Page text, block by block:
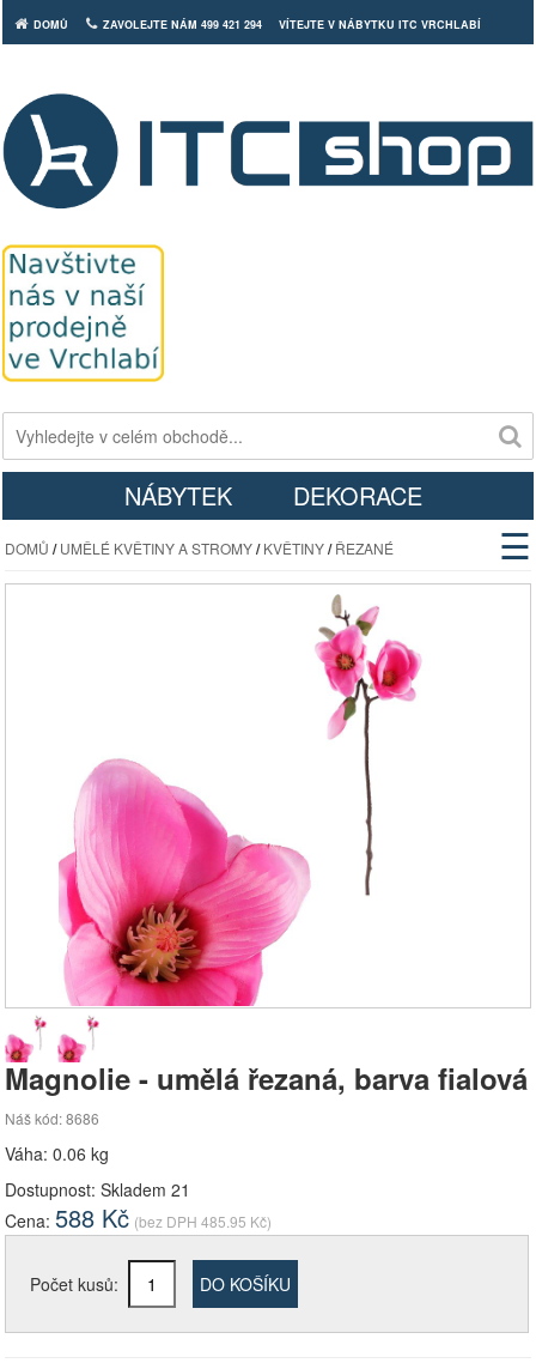
DOMŮ ZAVOLEJTE NÁM 499 421 294 VÍTEJTE V NÁBYTKU ITC VRCHLABÍ
NÁBYTEK DEKORACE
DOMŮ / UMĚLÉ KVĚTINY A STROMY/ KVĚTINY/ ŘEZANÉ ☰
Magnolie - umělá řezaná, barva fialová
Náš kód: 8686
Váha: 0.06 kg
Dostupnost: Skladem 21
Cena: 588 Kč (bez DPH 485.95 Kč)
Počet kusů: DO KOŠÍKU